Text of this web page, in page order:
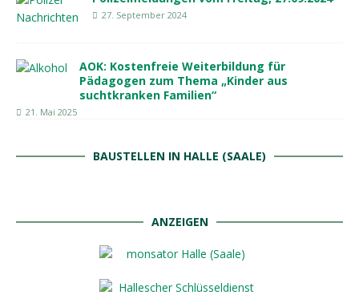
27. September 2024
AOK: Kostenfreie Weiterbildung für
Pädagogen zum Thema „Kinder aus
suchtkranken Familien“
21. Mai 2025
BAUSTELLEN IN HALLE (SAALE)
ANZEIGEN